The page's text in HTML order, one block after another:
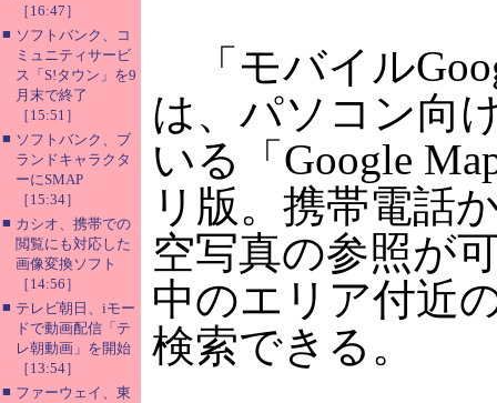
［16:47］
■ ソフトバンク、コ
ミュニティサービ
ス「S!タウン」を9
月末で終了
［15:51］
■ ソフトバンク、ブ
ランドキャラクタ
ーにSMAP
［15:34］
■ カシオ、携帯での
閲覧にも対応した
画像変換ソフト
［14:56］
■ テレビ朝日、iモー
ドで動画配信「テ
レ朝動画」を開始
［13:54］
■ ファーウェイ、東
「モバイル
は、パソコン向
いる「Google
リ版。携帯電話
空写真の参照が
中のエリア付近
検索できる。